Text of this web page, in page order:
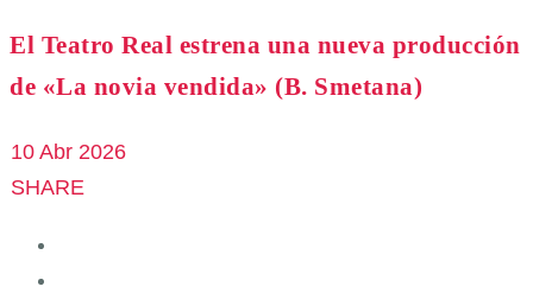
El Teatro Real estrena una nueva producción
de «La novia vendida» (B. Smetana)
10 Abr 2026
SHARE